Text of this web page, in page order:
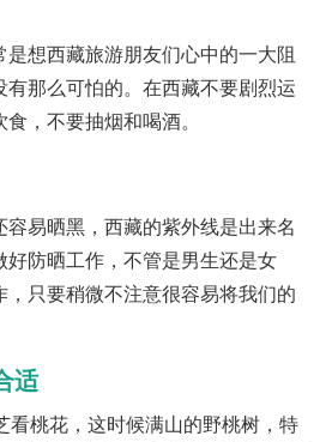
想西藏旅游朋友们心中的一大阻
那么可怕的。在西藏不要剧烈运
，不要抽烟和喝酒。
易晒黑，西藏的紫外线是出来名
好防晒工作，不管是男生还是女
只要稍微不注意很容易将我们的
适
看桃花，这时候满山的野桃树，特